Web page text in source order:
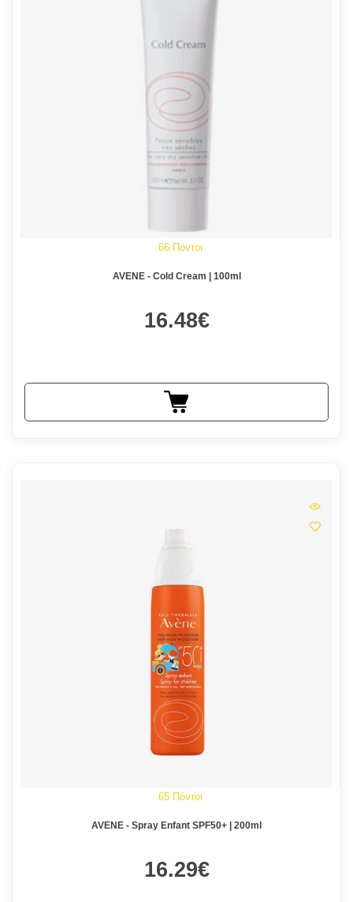
66 Πόντοι
AVENE - Cold Cream | 100ml
16.48€
65 Πόντοι
AVENE - Spray Enfant SPF50+ | 200ml
16.29€